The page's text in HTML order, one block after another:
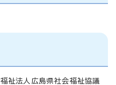
祉法人広島県社会福祉協議